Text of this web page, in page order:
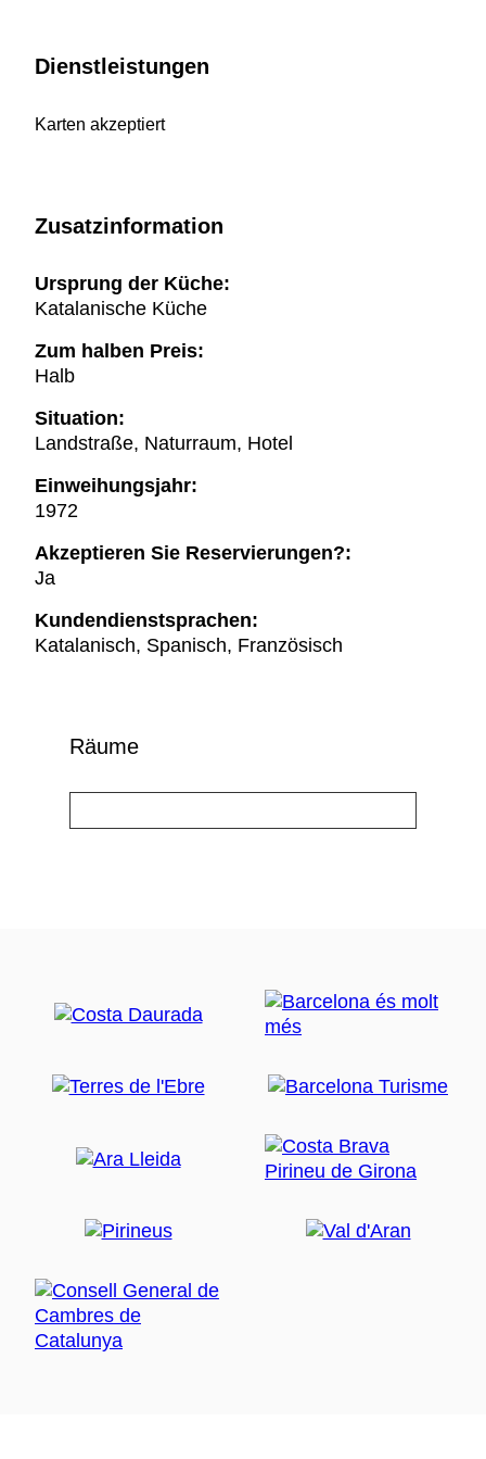
Dienstleistungen
Karten akzeptiert
Zusatzinformation
Ursprung der Küche:
Katalanische Küche
Zum halben Preis:
Halb
Situation:
Landstraße, Naturraum, Hotel
Einweihungsjahr:
1972
Akzeptieren Sie Reservierungen?:
Ja
Kundendienstsprachen:
Katalanisch, Spanisch, Französisch
Räume